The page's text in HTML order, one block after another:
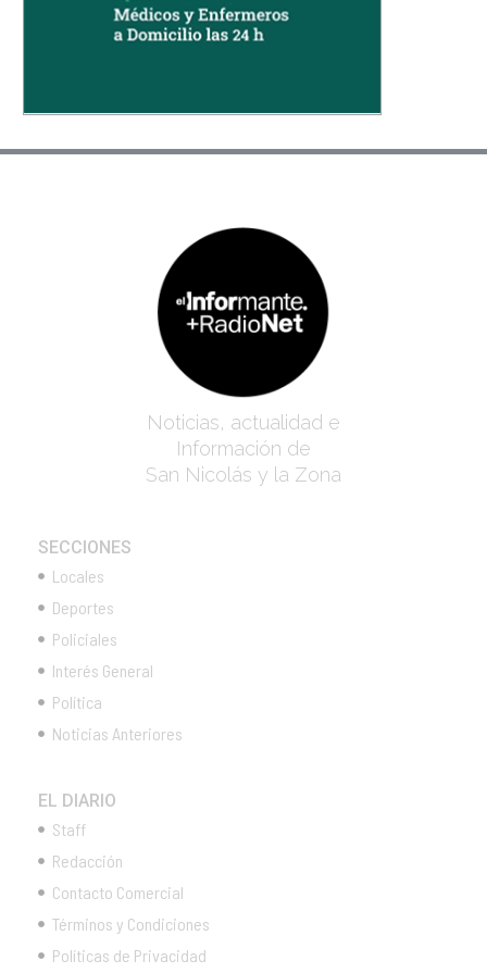
Noticias, actualidad e
Información de
San Nicolás y la Zona
SECCIONES
Locales
Deportes
Policiales
Interés General
Política
Noticias Anteriores
EL DIARIO
Staff
Redacción
Contacto Comercial
Términos y Condiciones
Políticas de Privacidad